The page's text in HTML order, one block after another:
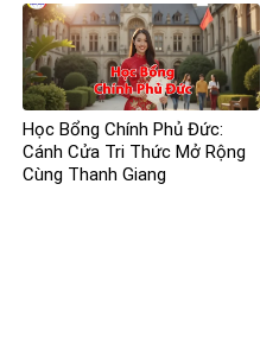
Học Bổng Chính Phủ Đức:
Cánh Cửa Tri Thức Mở Rộng
Cùng Thanh Giang